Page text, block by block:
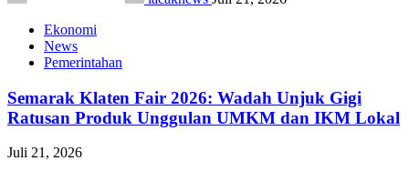
Ekonomi
News
Pemerintahan
Semarak Klaten Fair 2026: Wadah Unjuk Gigi
Ratusan Produk Unggulan UMKM dan IKM Lokal
Juli 21, 2026